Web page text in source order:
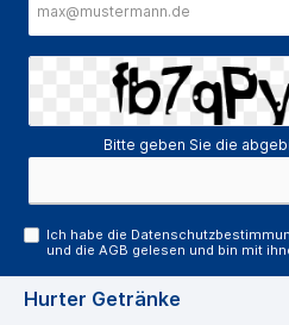
Adresse*
Bitte geben Sie die
Ich habe die
und dieAGB gelesen und bin mit
Hurter Getränke